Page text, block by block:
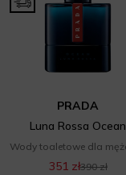
PRADA
Luna Rossa Ocean
351 zł390 zł